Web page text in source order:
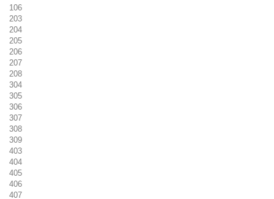
106
203
204
205
206
207
208
304
305
306
307
308
309
403
404
405
406
407